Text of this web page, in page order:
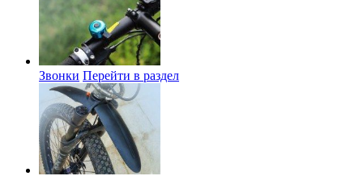
Звонки Перейти в раздел